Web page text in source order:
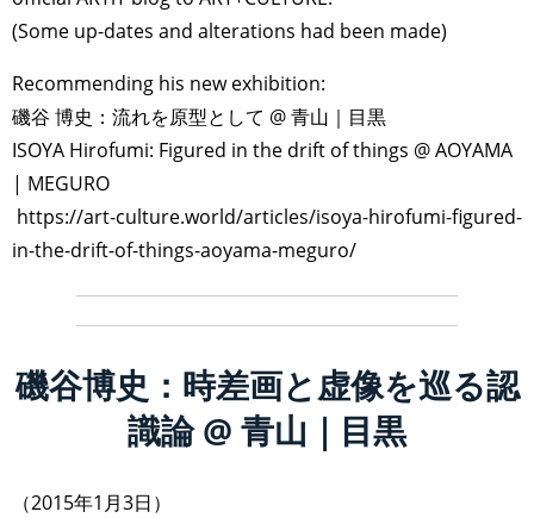
(Some up-dates and alterations had been made)
Recommending his new exhibition:
磯谷 博史：流れを原型として @ 青山｜目黒
ISOYA Hirofumi: Figured in the drift of things @ AOYAMA
| MEGURO
https://art-culture.world/articles/isoya-hirofumi-figured-
in-the-drift-of-things-aoyama-meguro/
磯谷博史：時差画と虚像を巡る認
識論 @ 青山｜目黒
（2015年1月3日）